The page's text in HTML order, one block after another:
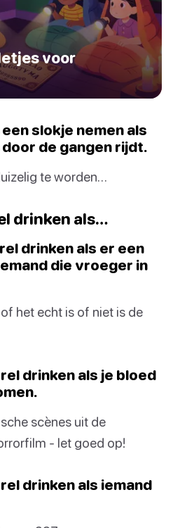
voor
slokje nemen als
de gangen rijdt.
te worden…
drinken als…
drinken als er een
die vroeger in
het echt is of niet is de
drinken als je bloed
scènes uit de
- let goed op!
drinken als iemand